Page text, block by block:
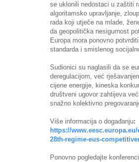
se uklonili nedostaci u zaštiti
algoritamsko upravljanje,
rada koji utječe na mlade,
da geopolitička nesigurnost
Europa mora ponovno
standarda i smislenog
Sudionici su naglasili da se
deregulacijom, već
cijene energije, kineska
društveni ugovor zahtijeva
snažno kolektivno
Više informacija o događanju:
https://
28th-regime-eus-
Ponovno pogledajte